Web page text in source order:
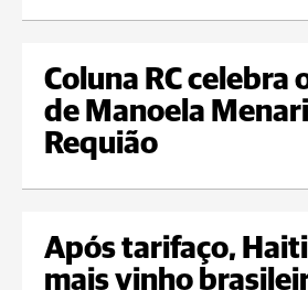
Coluna RC celebra
de Manoela
Requião
Após tarifaço,
mais vinho